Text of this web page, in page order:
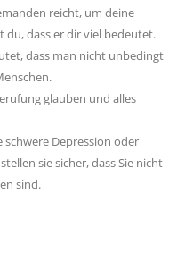
reicht, um deine
du, dass er dir viel bedeutet.
dass man nicht unbedingt
glauben und alles
schwere Depression oder
sie sicher, dass Sie nicht
sind.